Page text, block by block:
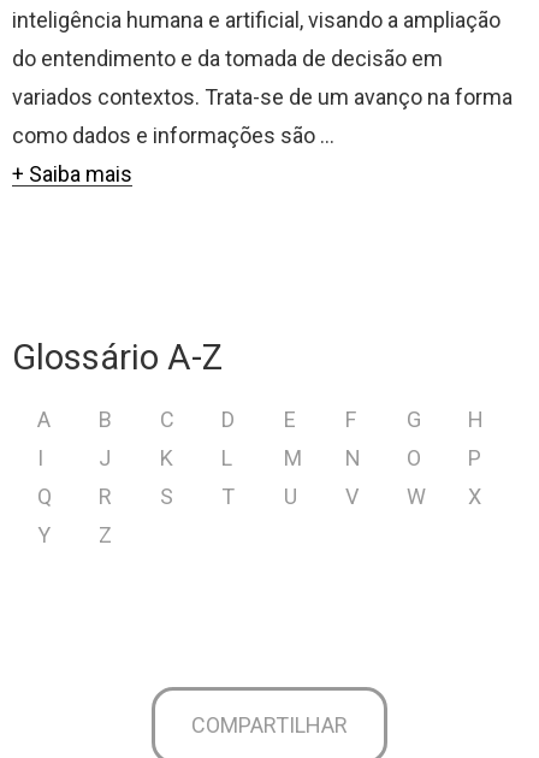
inteligência humana e artificial, visando a ampliação
do entendimento e da tomada de decisão em
variados contextos. Trata-se de um avanço na forma
como dados e informações são ...
+ Saiba mais
Glossário A-Z
A B C D E F G
H
I
J K L M N O
P
Q
R S T U V W
X
Y
Z
COMPARTILHAR